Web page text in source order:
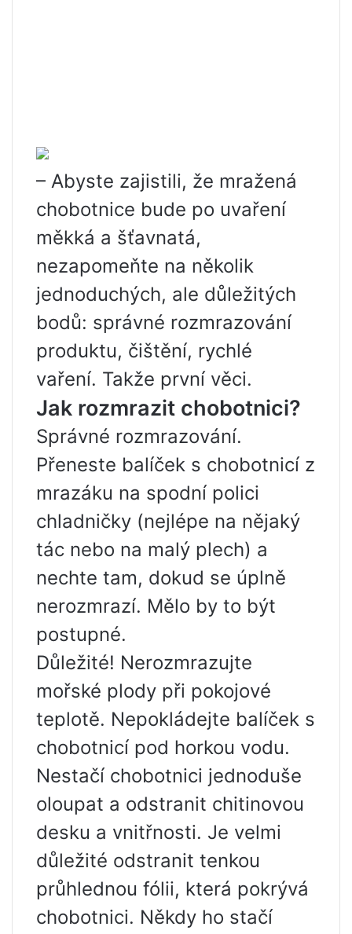
– Abyste zajistili, že mražená
chobotnice bude po uvaření
měkká a šťavnatá,
nezapomeňte na několik
jednoduchých, ale důležitých
bodů: správné rozmrazování
produktu, čištění, rychlé
vaření. Takže první věci.
Jak rozmrazit chobotnici?
Správné rozmrazování.
Přeneste balíček s chobotnicí z
mrazáku na spodní polici
chladničky (nejlépe na nějaký
tác nebo na malý plech) a
nechte tam, dokud se úplně
nerozmrazí. Mělo by to být
postupné.
Důležité! Nerozmrazujte
mořské plody při pokojové
teplotě. Nepokládejte balíček s
chobotnicí pod horkou vodu.
Nestačí chobotnici jednoduše
oloupat a odstranit chitinovou
desku a vnitřnosti. Je velmi
důležité odstranit tenkou
průhlednou fólii, která pokrývá
chobotnici. Někdy ho stačí